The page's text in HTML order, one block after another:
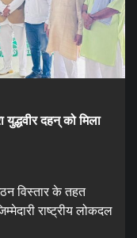
दहन् को मिला
विस्तार के तहत
राष्ट्रीय लोकदल